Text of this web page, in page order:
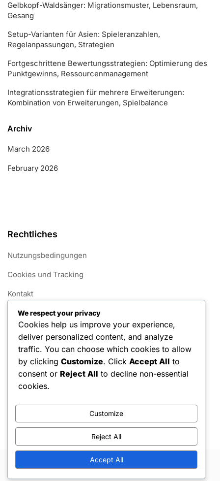
Gelbkopf-Waldsänger: Migrationsmuster, Lebensraum,
Gesang
Setup-Varianten für Asien: Spieleranzahlen,
Regelanpassungen, Strategien
Fortgeschrittene Bewertungsstrategien: Optimierung des
Punktgewinns, Ressourcenmanagement
Integrationsstrategien für mehrere Erweiterungen:
Kombination von Erweiterungen, Spielbalance
Archiv
March 2026
February 2026
Rechtliches
Nutzungsbedingungen
Cookies und Tracking
Kontakt
Datenschutzrichtlinie
Unsere Geschichte
Kategorien
Wingspan Erweiterungsintegration
Wingspan Vogel-Karten-Datenbank
Copyright © 2026 Hello Shoppable. Powered byWordPress
We respect your privacy
Cookies help us improve your experience,
deliver personalized content, and analyze
traffic. You can choose which cookies to allow
by clicking Customize. Click Accept All to
consent or Reject All to decline non-essential
cookies.
Customize
Reject All
Accept All